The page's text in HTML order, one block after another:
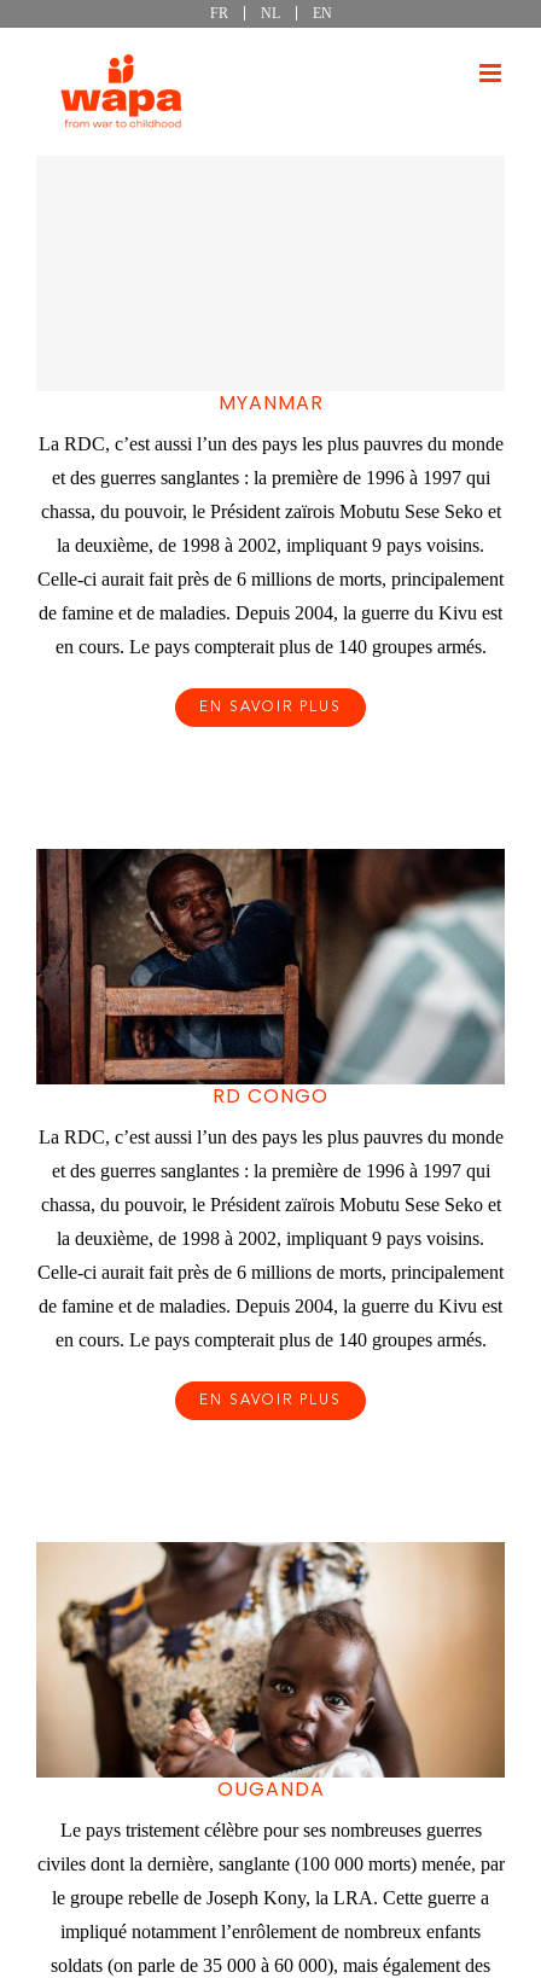
FR NL EN
MYANMAR
La RDC, c’est aussi l’un des pays les plus pauvres du monde
et des guerres sanglantes : la première de 1996 à 1997 qui
chassa, du pouvoir, le Président zaïrois Mobutu Sese Seko et
la deuxième, de 1998 à 2002, impliquant 9 pays voisins.
Celle-ci aurait fait près de 6 millions de morts, principalement
de famine et de maladies. Depuis 2004, la guerre du Kivu est
en cours. Le pays compterait plus de 140 groupes armés.
EN SAVOIR PLUS
RD CONGO
La RDC, c’est aussi l’un des pays les plus pauvres du monde
et des guerres sanglantes : la première de 1996 à 1997 qui
chassa, du pouvoir, le Président zaïrois Mobutu Sese Seko et
la deuxième, de 1998 à 2002, impliquant 9 pays voisins.
Celle-ci aurait fait près de 6 millions de morts, principalement
de famine et de maladies. Depuis 2004, la guerre du Kivu est
en cours. Le pays compterait plus de 140 groupes armés.
EN SAVOIR PLUS
OUGANDA
Le pays tristement célèbre pour ses nombreuses guerres
civiles dont la dernière, sanglante (100 000 morts) menée, par
le groupe rebelle de Joseph Kony, la LRA. Cette guerre a
impliqué notamment l’enrôlement de nombreux enfants
soldats (on parle de 35 000 à 60 000), mais également des